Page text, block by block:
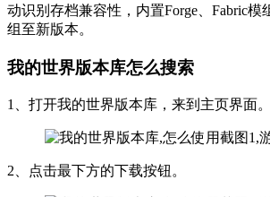
动识别存档兼容性，内置Forge、Fabric模
组至新版本。
我的世界版本库怎么搜索
1、打开我的世界版本库，来到主页界面。
2、点击最下方的下载按钮。